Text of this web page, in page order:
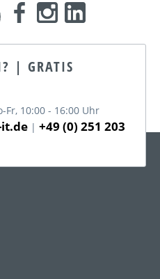
| GRATIS
10:00 - 16:00 Uhr
| +49 (0) 251 203